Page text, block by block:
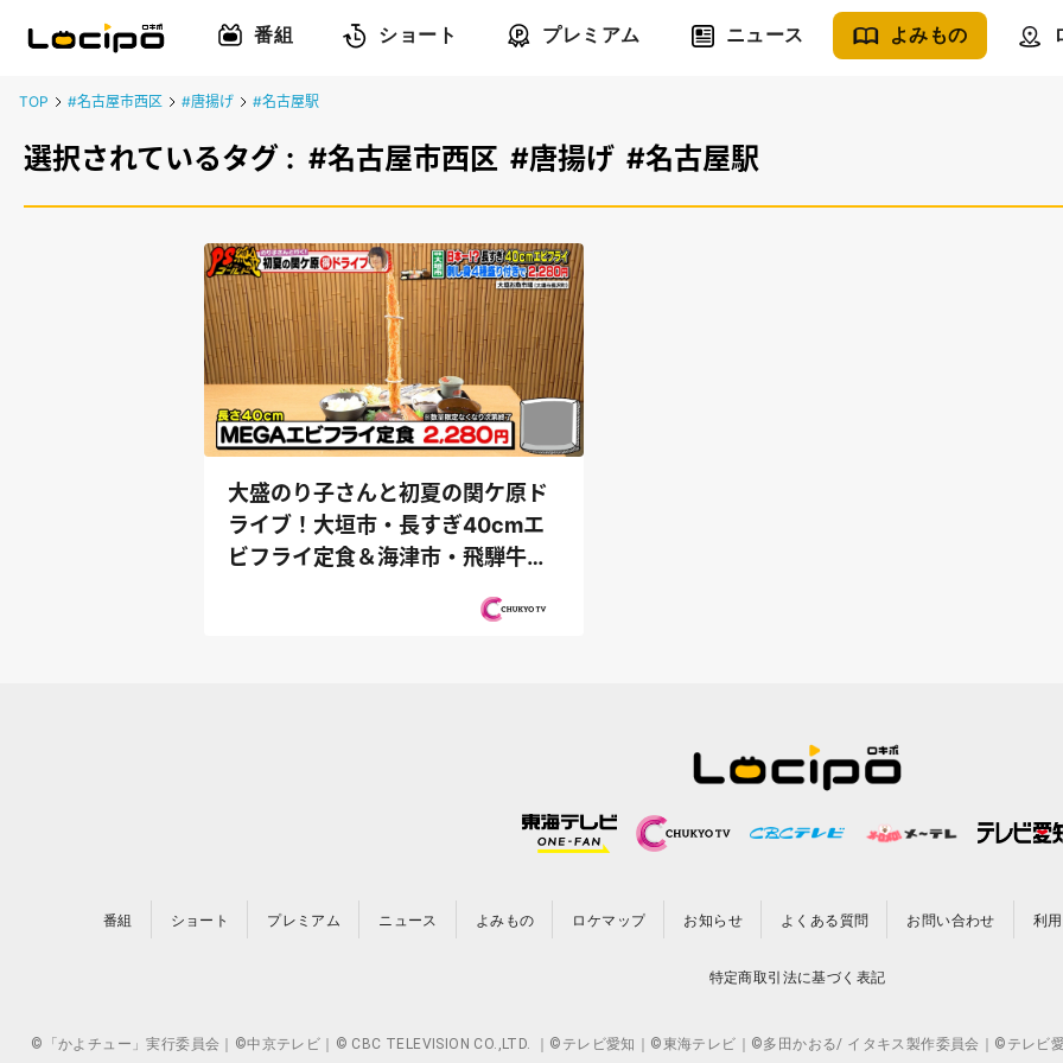
番組 ショート プレミアム ニュース よみもの
TOP #名古屋市西区 #唐揚げ #名古屋駅
選択されているタグ : #名古屋市西区 #唐揚げ #名古屋駅
大盛のり子さんと初夏の関ケ原ド
ライブ！大垣市・長すぎ40cmエ
ビフライ定食＆海津市・飛騨牛中
番組 ショート プレミアム ニュース よみもの ロケマップ お知らせ よくある質問 お問い合わせ 利
特定商取引法に基づく表記
©「かよチュー」実行委員会｜©中京テレビ｜© CBC TELEVISION CO.,LTD. ｜©テレビ愛知｜©東海テレビ｜©多田かおる/ イタキス製作委員会｜©テレビ